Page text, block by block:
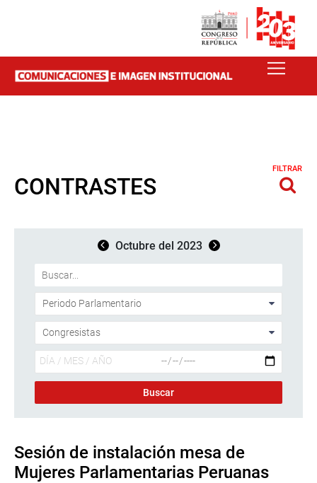
CONTRASTES
FILTRAR
Octubre del 2023
Sesión de instalación mesa de
Mujeres Parlamentarias Peruanas